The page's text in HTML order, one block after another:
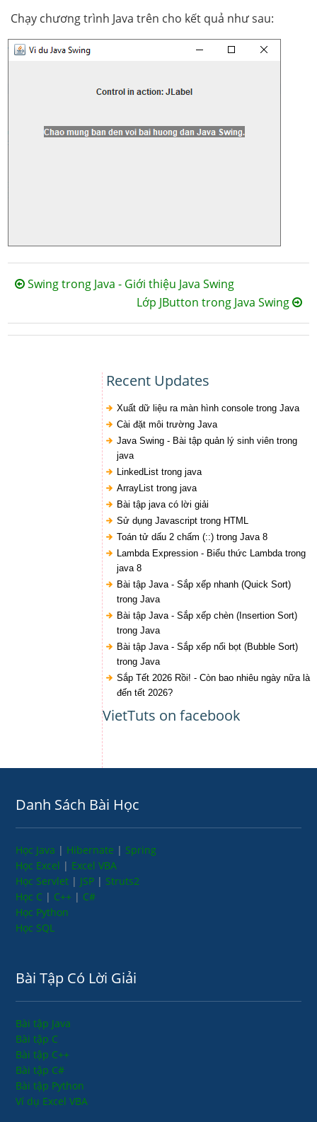
Chạy chương trình Java trên cho kết quả như sau:
Swing trong Java - Giới thiệu Java Swing
Lớp JButton trong Java Swing
Recent Updates
Xuất dữ liệu ra màn hình console trong Java
Cài đặt môi trường Java
Java Swing - Bài tập quản lý sinh viên trong
java
LinkedList trong java
ArrayList trong java
Bài tập java có lời giải
Sử dụng Javascript trong HTML
Toán tử dấu 2 chấm (::) trong Java 8
Lambda Expression - Biểu thức Lambda trong
java 8
Bài tập Java - Sắp xếp nhanh (Quick Sort)
trong Java
Bài tập Java - Sắp xếp chèn (Insertion Sort)
trong Java
Bài tập Java - Sắp xếp nổi bọt (Bubble Sort)
trong Java
Sắp Tết 2026 Rồi! - Còn bao nhiêu ngày nữa là
đến tết 2026?
VietTuts on facebook
Danh Sách Bài Học
Học Java | Hibernate | Spring
Học Excel | Excel VBA
Học Servlet | JSP | Struts2
Học C | C++ | C#
Học Python
Học SQL
Bài Tập Có Lời Giải
Bài tập Java
Bài tập C
Bài tập C++
Bài tập C#
Bài tập Python
Ví dụ Excel VBA